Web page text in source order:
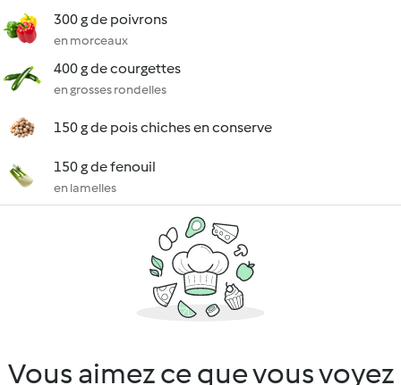
300 g de poivrons
en morceaux
400 g de courgettes
en grosses rondelles
150 g de pois chiches en conserve
150 g de fenouil
en lamelles
Vous aimez ce que vous voyez